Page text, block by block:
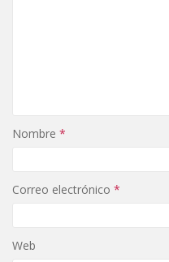
Nombre *
Correo electrónico *
Web